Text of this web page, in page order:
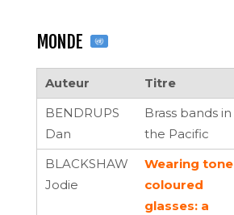
MONDE
Auteur Titre
BENDRUPS
Dan
Brass bands in
the Pacific
BLACKSHAW
Jodie
Wearing tone
coloured
glasses: a